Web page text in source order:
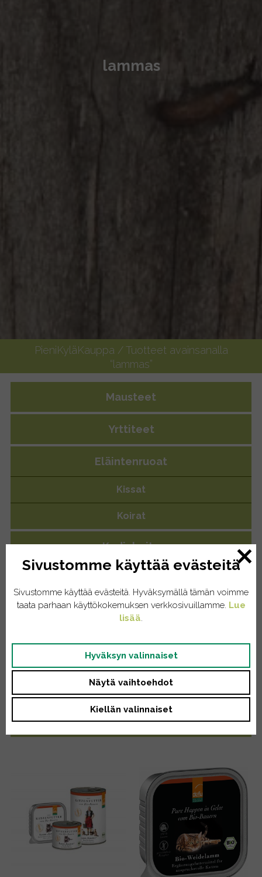
lammas
PieniKyläKauppa / Tuotteet avainsanalla
“lammas”
Mausteet
Yrttiteet
Eläintenruoat
Kissat
Koirat
Kodinhoito
Pyykinpesu
Saippuat/tiskiaineet
Käsityöt
Muut tuotteet
Kaikki tuotteet
Sivustomme käyttää evästeitä
Sivustomme käyttää evästeitä. Hyväksymällä tämän voimme
taata parhaan käyttökokemuksen verkkosivuillamme. Lue
lisää.
Hyväksyn valinnaiset
Näytä vaihtoehdot
Kiellän valinnaiset